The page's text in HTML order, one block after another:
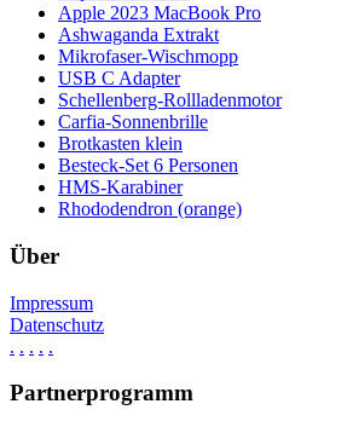
Apple 2023 MacBook Pro
Ashwaganda Extrakt
Mikrofaser-Wischmopp
USB C Adapter
Schellenberg-Rollladenmotor
Carfia-Sonnenbrille
Brotkasten klein
Besteck-Set 6 Personen
HMS-Karabiner
Rhododendron (orange)
Über
Impressum
Datenschutz
. . . . .
Partnerprogramm